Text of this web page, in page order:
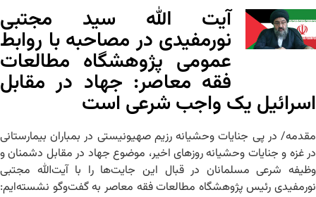
آیت الله سید مجتبی
نورمفیدی در مصاحبه با روابط
عمومی پژوهشگاه مطالعات
فقه معاصر: جهاد در مقابل
اسرائیل یک واجب شرعی است
مقدمه/ در پی جنایات وحشیانه رزیم صهیونیستی در بمباران بیمارستانی
در غزه و جنایات وحشیانه روزهای اخیر، موضوع جهاد در مقابل دشمنان و
وظیفه شرعی مسلمانان در قبال این جایت‌ها را با آیت‌ﷲ مجتبی
نورمفیدی رئیس پژوهشگاه مطالعات فقه معاصر به گفت‌وگو نشسته‌ایم: